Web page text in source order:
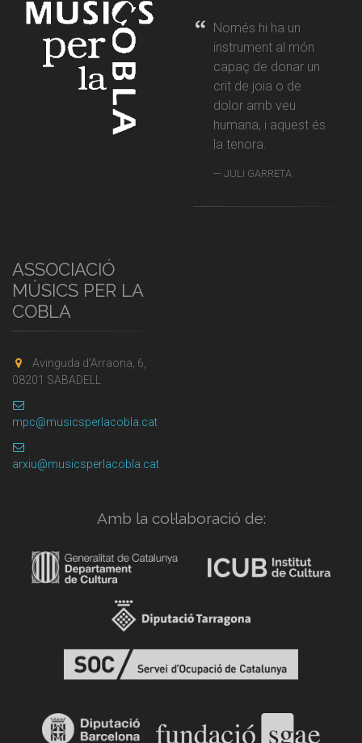
Només hi ha un
instrument al món
capaç de donar un
crit de joia o de
dolor amb veu
humana, i aquest és
la tenora.
JULI GARRETA
ASSOCIACIÓ
MÚSICS PER LA
COBLA
Avinguda d'Arraona, 6,
08201 SABADELL
mpc@musicsperlacobla.cat
arxiu@musicsperlacobla.cat
Amb la col·laboració de: